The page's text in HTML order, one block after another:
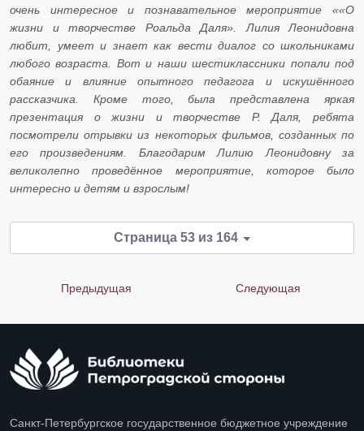
очень интересное и познавательное мероприятие ««О
жизни и творчестве Роальда Даля». Лилия Леонидовна
любит, умеет и знает как вести диалог со школьниками
любого возраста. Вот и наши шестиклассники попали под
обаяние и влияние опытного педагога и искушённого
рассказчика. Кроме того, была представлена яркая
презентация о жизни и творчестве Р. Даля, ребята
посмотрели отрывки из некоторых фильмов, созданных по
его произведениям. Благодарим Лилию Леонидовну за
великолепно проведённое мероприятие, которое было
интересно и детям и взрослым!
Страница 53 из 164
Предыдущая Следующая
Санкт-Петербургское государственное бюджетное учреждение